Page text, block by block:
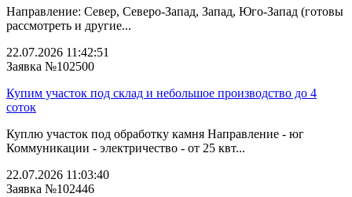
Направление: Север, Северо-Запад, Запад, Юго-Запад (готовы
рассмотреть и другие...
22.07.2026 11:42:51
Заявка №102500
Купим участок под склад и небольшое производство до 4
соток
Куплю участок под обработку камня Направление - юг
Коммуникации - электричество - от 25 квт...
22.07.2026 11:03:40
Заявка №102446